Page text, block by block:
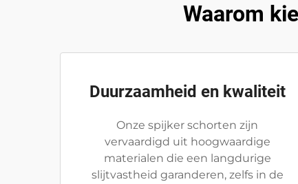
Waarom
Duurzaamheid en kwaliteit
Onze spijker schorten zijn
vervaardigd uit hoogwaardige
materialen die een langdurige
slijtvastheid garanderen, zelfs in de